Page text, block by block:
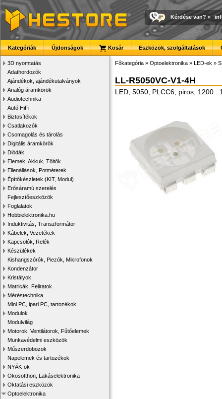
Kérdése van? »
Kategóriák Újdonságok Kosár Eszközök, szolgáltatások
3D nyomtatás
Adathordozók
Ajándékok, ajándékutalványok
Analóg áramkörök
Audiotechnika
Autó HiFi
Biztosítékok
Csatlakozók
Csomagolás és tárolás
Digitális áramkörök
Diódák
Elemek, Akkuk, Töltők
Ellenállások, Potméterek
Építőkészletek (KIT, Modul)
Erősáramú szerelés
Fejlesztőeszközök
Foglalatok
Hobbielektronika.hu
Induktivitás, Transzformátor
Kábelek, Vezetékek
Kapcsolók, Relék
Készülékek
Kishangszórók, Piezók, Mikrofonok
Kondenzátor
Kristályok
Matricák, Feliratok
Méréstechnika
Mini PC, ipari PC, tartozékok
Modulok
Modulvilág
Motorok, Ventilátorok, Fűtőelemek
Munkavédelmi eszközök
Műszerdobozok
Napelemek és tartozékok
NYÁK-ok
Okosotthon, Lakáselektronika
Oktatási eszközök
Optoelektronika
Főkategória » Optoelektronika » LED-ek »
LL-R5050VC-V1-4H
LED, 5050, PLCC6, piros,